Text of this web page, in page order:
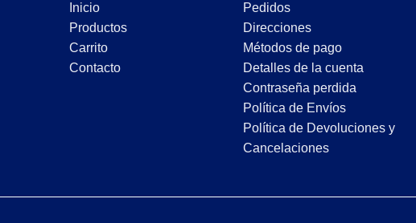
Inicio
Productos
Carrito
Contacto
Pedidos
Direcciones
Métodos de pago
Detalles de la cuenta
Contraseña perdida
Política de Envíos
Política de Devoluciones y
Cancelaciones